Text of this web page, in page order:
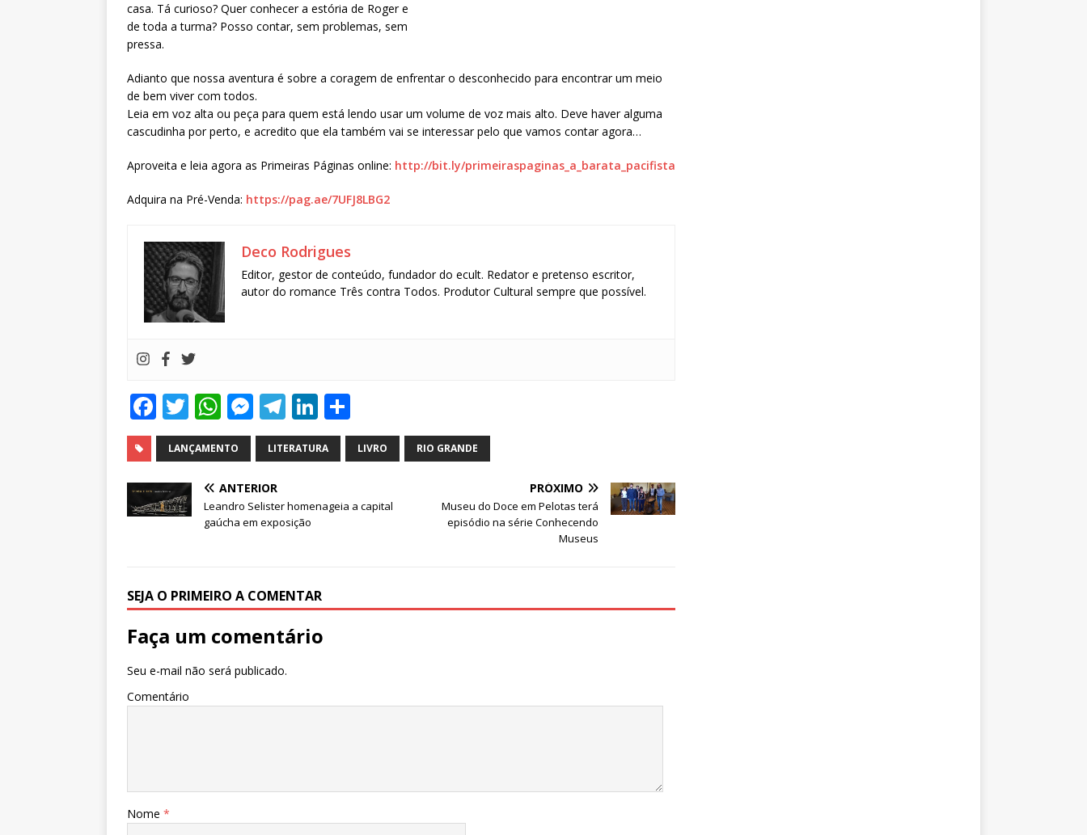
casa. Tá curioso? Quer conhecer a estória de Roger e
de toda a turma? Posso contar, sem problemas, sem
pressa.
Adianto que nossa aventura é sobre a coragem de enfrentar o desconhecido para encontrar um meio
de bem viver com todos.
Leia em voz alta ou peça para quem está lendo usar um volume de voz mais alto. Deve haver alguma
cascudinha por perto, e acredito que ela também vai se interessar pelo que vamos contar agora…
Aproveita e leia agora as Primeiras Páginas online: http://bit.ly/primeiraspaginas_a_barata_pacifista
Adquira na Pré-Venda: https://pag.ae/7UFJ8LBG2
Deco Rodrigues
Editor, gestor de conteúdo, fundador do ecult. Redator e pretenso escritor,
autor do romance Três contra Todos. Produtor Cultural sempre que possível.
F
a
c
e
b
k
T
w
it
te
r
W
h
at
s
A
p
M
e
ss
e
n
g
r
T
el
e
ra
m
Li
n
k
dI
h
ar
LANÇAMENTO LITERATURA LIVRO RIO GRANDE
ANTERIOR
Leandro Selister homenageia a capital
gaúcha em exposição
PRÓXIMO
Museu do Doce em Pelotas terá
episódio na série Conhecendo
Museus
SEJA O PRIMEIRO A COMENTAR
Faça um comentário
Seu e-mail não será publicado.
Comentário
Nome *